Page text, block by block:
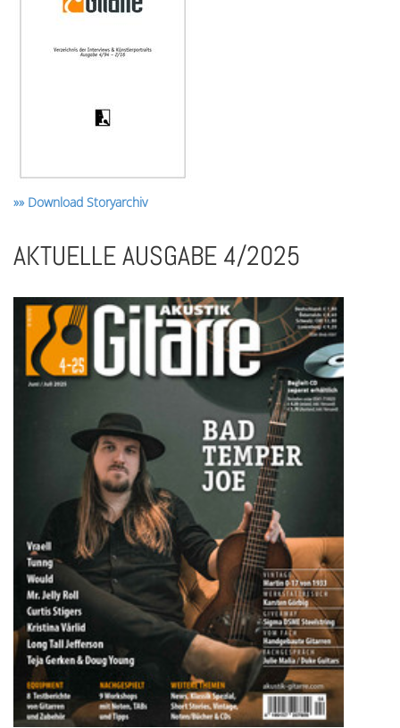
»» Download Storyarchiv
AKTUELLE AUSGABE 4/2025